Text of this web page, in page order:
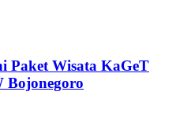
Paket Wisata KaGeT
Bojonegoro